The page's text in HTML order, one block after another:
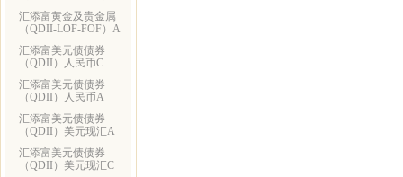
汇添富黄金及贵金属
（QDII-LOF-FOF）A
汇添富美元债债券
（QDII）人民币C
汇添富美元债债券
（QDII）人民币A
汇添富美元债债券
（QDII）美元现汇A
汇添富美元债债券
（QDII）美元现汇C